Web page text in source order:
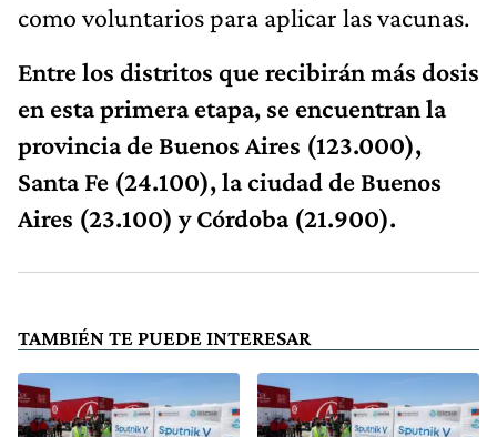
como voluntarios para aplicar las vacunas.
Entre los distritos que recibirán más dosis
en esta primera etapa, se encuentran la
provincia de Buenos Aires (123.000),
Santa Fe (24.100), la ciudad de Buenos
Aires (23.100) y Córdoba (21.900).
TAMBIÉN TE PUEDE INTERESAR